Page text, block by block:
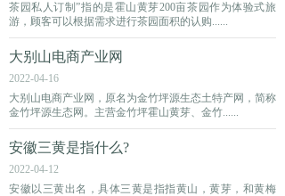
茶园私人订制”指的是霍山黄芽200亩茶园作为体验式旅
游，顾客可以根据需求进行茶园面积的认购......
大别山电商产业网
2022-04-16
大别山电商产业网，原名为金竹坪源生态土特产网，简称
金竹坪源生态网。主营金竹坪霍山黄芽、金竹......
安徽三黄是指什么?
2022-04-12
安徽以三黄出名，具体三黄是指指黄山，黄芽，和黄梅